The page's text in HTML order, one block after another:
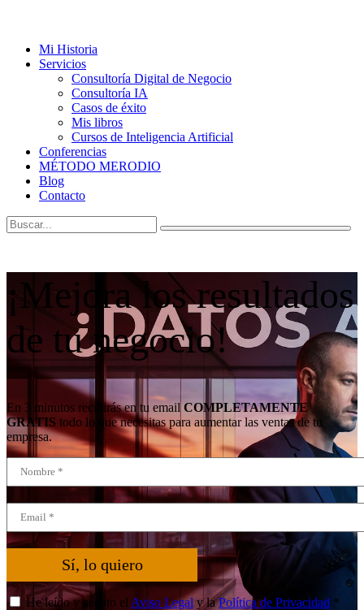
Mi Historia
Servicios
Consultoría Digital de Negocio
Consultoría IA
Casos de éxito
Mis libros
Cursos de Inteligencia Artificial
Conferencias
MÉTODO MERODIO
Blog
Contacto
¡Mejora los resultados
de tu negocio!
En 3 minutos recibirás en tu email COMPLETAMENTE
GRATIS todo lo que necesitas para aumentar las ventas de tu
empresa.
Sí, lo quiero
He leído y acepto el Aviso Legal y laPolítica de Privacidad *